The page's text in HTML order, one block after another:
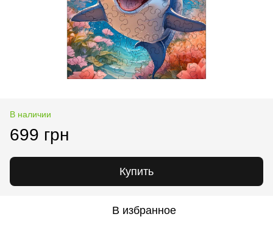
В наличии
699 грн
Купить
В избранное